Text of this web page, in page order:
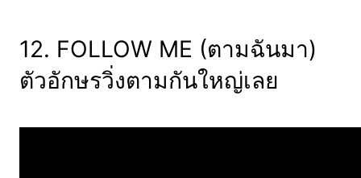
12. FOLLOW ME (ตามฉันมา)
ตัวอักษรวิ่งตามกันใหญ่เลย